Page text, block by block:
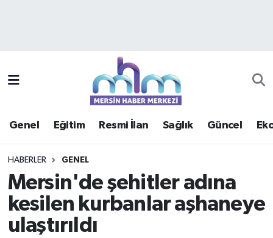
Genel Eğitim Resmi İlan Sağlık Güncel
HABERLER GENEL
Mersin'de şehitler adına
kesilen kurbanlar aşhaneye
ulaştırıldı
Güncel
Haberde insan
Mersin Trafik Yoğunluk Haritası
Süper Lig Puan Durumu ve Fikstür
Haber Arşivi